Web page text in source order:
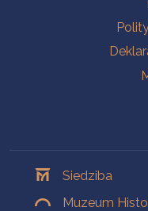
Siedziba
Muzeum